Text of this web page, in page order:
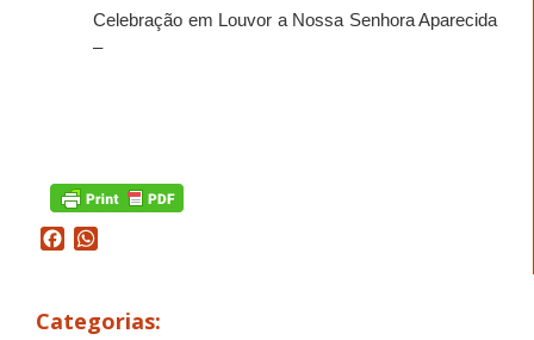
Celebração em Louvor a Nossa Senhora Aparecida
–
Facebook
Categorias: